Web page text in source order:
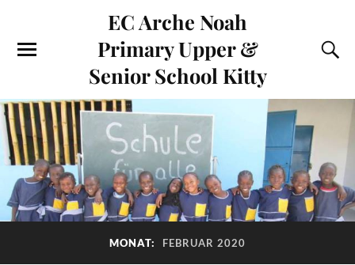
EC Arche Noah
Primary Upper &
Senior School Kitty
MONAT: FEBRUAR 2020